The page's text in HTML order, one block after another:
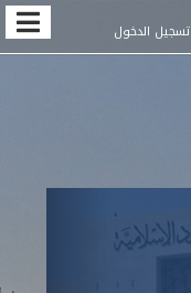
تسجيل الدخول